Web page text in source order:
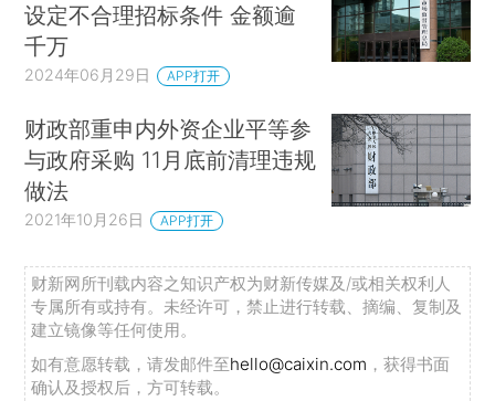
设定不合理招标条件 金额逾
千万
2024年06月29日 APP打开
财政部重申内外资企业平等参
与政府采购 11月底前清理违规
做法
2021年10月26日 APP打开
财新网所刊载内容之知识产权为财新传媒及/或相关权利人
专属所有或持有。未经许可，禁止进行转载、摘编、复制及
建立镜像等任何使用。
如有意愿转载，请发邮件至hello@caixin.com ，获得书面
确认及授权后，方可转载。